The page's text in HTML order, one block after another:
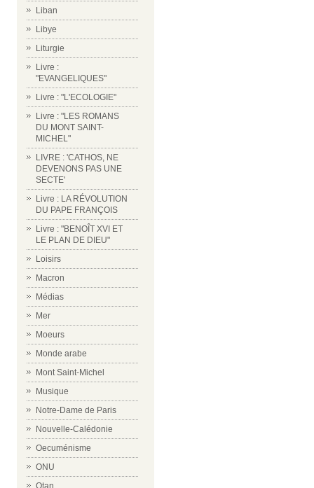
Liban
Libye
Liturgie
Livre :
"EVANGELIQUES"
Livre : "L'ECOLOGIE"
Livre : "LES ROMANS
DU MONT SAINT-
MICHEL"
LIVRE : 'CATHOS, NE
DEVENONS PAS UNE
SECTE'
Livre : LA RÉVOLUTION
DU PAPE FRANÇOIS
Livre : "BENOÎT XVI ET
LE PLAN DE DIEU"
Loisirs
Macron
Médias
Mer
Moeurs
Monde arabe
Mont Saint-Michel
Musique
Notre-Dame de Paris
Nouvelle-Calédonie
Oecuménisme
ONU
Otan